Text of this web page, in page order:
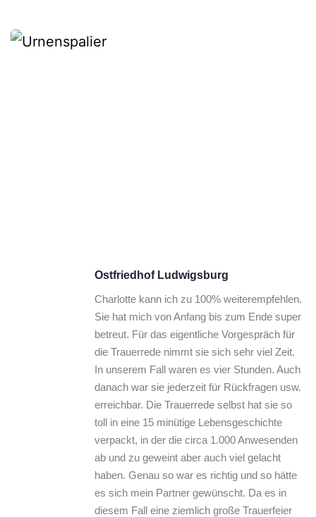
Ostfriedhof Ludwigsburg
Charlotte kann ich zu 100% weiterempfehlen.
Sie hat mich von Anfang bis zum Ende super
betreut. Für das eigentliche Vorgespräch für
die Trauerrede nimmt sie sich sehr viel Zeit.
In unserem Fall waren es vier Stunden. Auch
danach war sie jederzeit für Rückfragen usw.
erreichbar. Die Trauerrede selbst hat sie so
toll in eine 15 minütige Lebensgeschichte
verpackt, in der die circa 1.000 Anwesenden
ab und zu geweint aber auch viel gelacht
haben. Genau so war es richtig und so hätte
es sich mein Partner gewünscht. Da es in
diesem Fall eine ziemlich große Trauerfeier